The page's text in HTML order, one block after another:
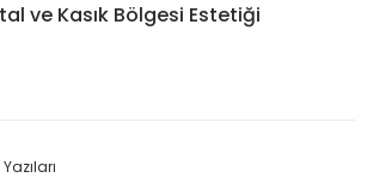
ve Kasık Bölgesi Estetiği